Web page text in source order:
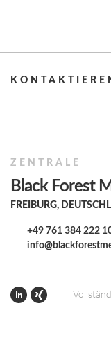
ZENTRALE
Black Forest
FREIBURG,
+49 761 384 222